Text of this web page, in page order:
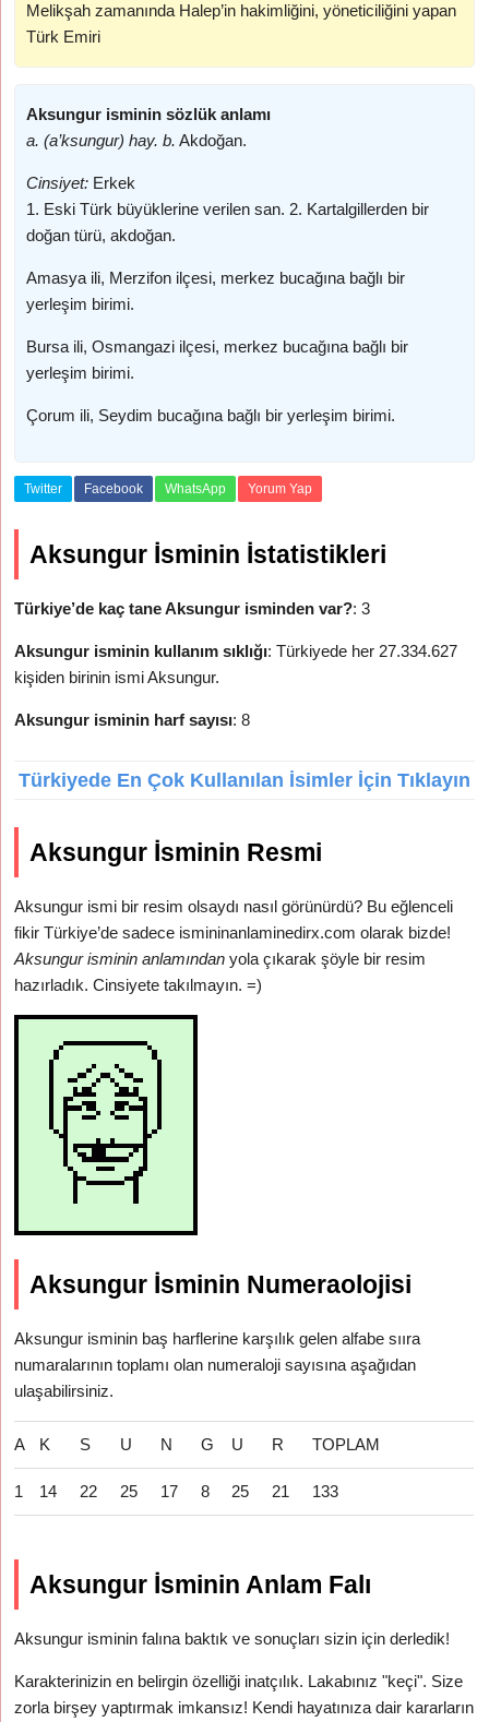
Melikşah zamanında Halep’in hakimliğini, yöneticiliğini yapan
Türk Emiri
Aksungur isminin sözlük anlamı
a. (a’ksungur) hay. b. Akdoğan.
Cinsiyet: Erkek
1. Eski Türk büyüklerine verilen san. 2. Kartalgillerden bir
doğan türü, akdoğan.
Amasya ili, Merzifon ilçesi, merkez bucağına bağlı bir
yerleşim birimi.
Bursa ili, Osmangazi ilçesi, merkez bucağına bağlı bir
yerleşim birimi.
Çorum ili, Seydim bucağına bağlı bir yerleşim birimi.
Twitter Facebook WhatsApp Yorum Yap
Aksungur İsminin İstatistikleri
Türkiye’de kaç tane Aksungur isminden var?: 3
Aksungur isminin kullanım sıklığı: Türkiyede her 27.334.627
kişiden birinin ismi Aksungur.
Aksungur isminin harf sayısı: 8
Türkiyede En Çok Kullanılan İsimler İçin Tıklayın
Aksungur İsminin Resmi
Aksungur ismi bir resim olsaydı nasıl görünürdü? Bu eğlenceli
fikir Türkiye’de sadece ismininanlaminedirx.com olarak bizde!
Aksungur isminin anlamından yola çıkarak şöyle bir resim
hazırladık. Cinsiyete takılmayın. =)
Aksungur İsminin Numeraolojisi
Aksungur isminin baş harflerine karşılık gelen alfabe sııra
numaralarının toplamı olan numeraloji sayısına aşağıdan
ulaşabilirsiniz.
A K S U N G U R TOPLAM
1 14 22 25 17 8 25 21 133
Aksungur İsminin Anlam Falı
Aksungur isminin falına baktık ve sonuçları sizin için derledik!
Karakterinizin en belirgin özelliği inatçılık. Lakabınız "keçi". Size
zorla birşey yaptırmak imkansız! Kendi hayatınıza dair kararların